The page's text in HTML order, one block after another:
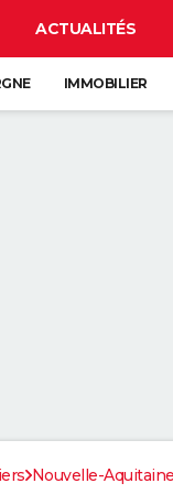
ACTUALITÉS
IMMOBILIER
Nouvelle-Aquitaine